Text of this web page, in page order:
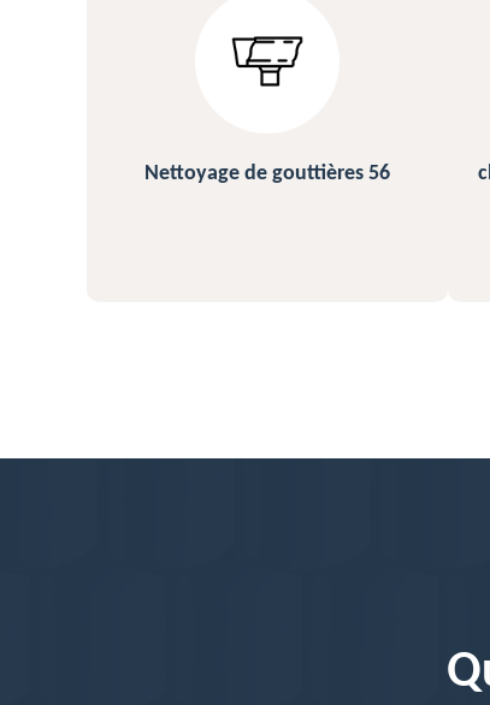
changement et pose de gouttière